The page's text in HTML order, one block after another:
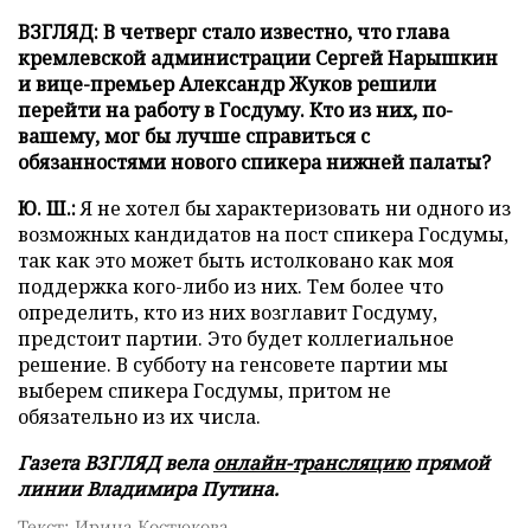
ВЗГЛЯД: В четверг стало известно, что глава
кремлевской администрации Сергей Нарышкин
и вице-премьер Александр Жуков решили
перейти на работу в Госдуму. Кто из них, по-
вашему, мог бы лучше справиться с
обязанностями нового спикера нижней палаты?
Ю. Ш.:Я не хотел бы характеризовать ни одного из
возможных кандидатов на пост спикера Госдумы,
так как это может быть истолковано как моя
поддержка кого-либо из них. Тем более что
определить, кто из них возглавит Госдуму,
предстоит партии. Это будет коллегиальное
решение. В субботу на генсовете партии мы
выберем спикера Госдумы, притом не
обязательно из их числа.
Газета ВЗГЛЯД велаонлайн-трансляциюпрямой
линии Владимира Путина.